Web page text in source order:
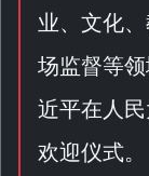
业、文化
场监督等
近平在人
欢迎仪式。